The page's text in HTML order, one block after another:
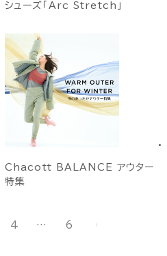
シューズ「Arc Stretch」
Chacott BALANCE アウター
特集
4 … 6